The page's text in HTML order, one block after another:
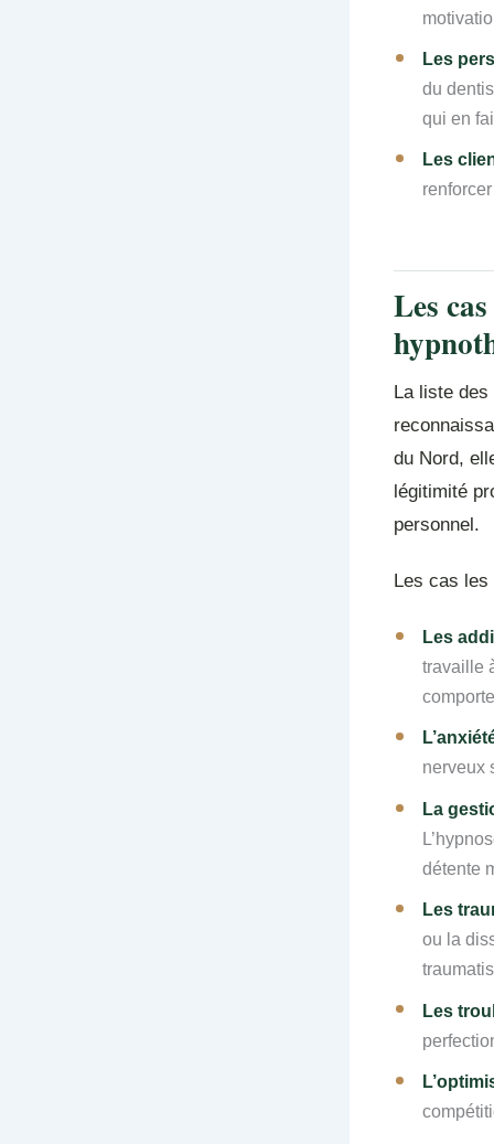
Les
du
qui en
Les
Les
La liste
du Nord,
légitimité
personnel.
Les cas les
Les
travaille
nerveux
La
détente
Les
ou la
Les